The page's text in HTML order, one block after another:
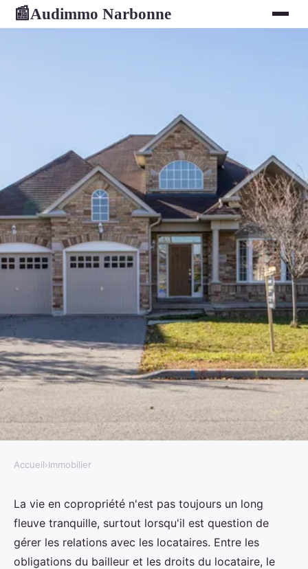
📰Audimmo Narbonne
Comment gérer les relations
avec les locataires dans une
copropriété ?
Accueil›Immobilier
La vie en copropriété n'est pas toujours un long
fleuve tranquille, surtout lorsqu'il est question de
gérer les relations avec les locataires. Entre les
obligations du bailleur et les droits du locataire, le